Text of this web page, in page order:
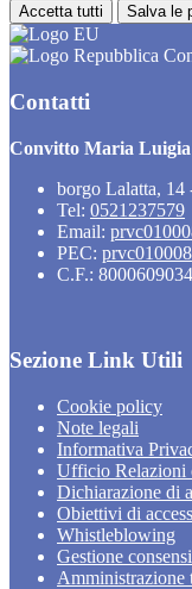
Accetta tutti Salva le
Contatti
Convitto Maria Luigia
borgo Lalatta,
Tel: 0521237579
Email:
PEC:
C.F.:
Sezione Link Utili
Cookie policy
Note legali
Informativa
Ufficio Relazioni
Dichiarazione di
Obiettivi di
Whistleblowing
Gestione
Amministrazione